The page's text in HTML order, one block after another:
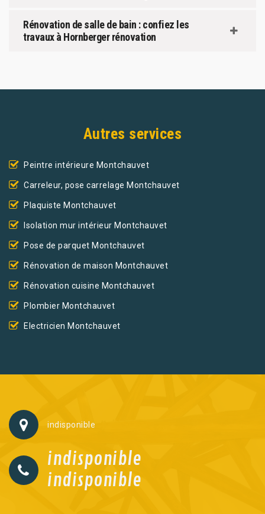
Rénovation de salle de bain : confiez les
travaux à Hornberger rénovation
Autres services
Peintre intérieure Montchauvet
Carreleur, pose carrelage Montchauvet
Plaquiste Montchauvet
Isolation mur intérieur Montchauvet
Pose de parquet Montchauvet
Rénovation de maison Montchauvet
Rénovation cuisine Montchauvet
Plombier Montchauvet
Electricien Montchauvet
indisponible
indisponible
indisponible